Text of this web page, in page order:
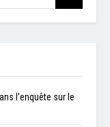
l’enquête sur le